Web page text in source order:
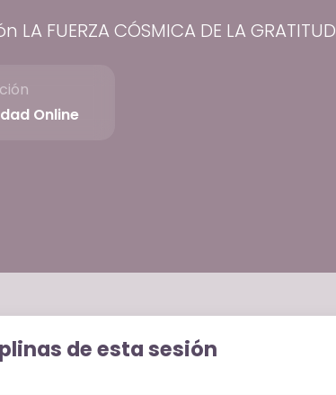
FUERZA CÓSMICA DE LA GRATITUD
Online
de esta sesión